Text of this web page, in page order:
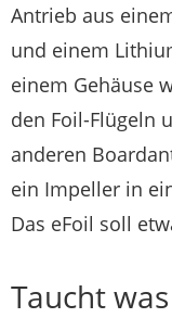
Antrieb aus
und einem
einem Gehäuse
den Foil-Flügeln
anderen
ein Impeller in
Das eFoil soll
Taucht was